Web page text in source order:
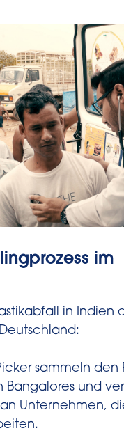
im
in Indien
sammeln den
Bangalores und
Unternehmen,